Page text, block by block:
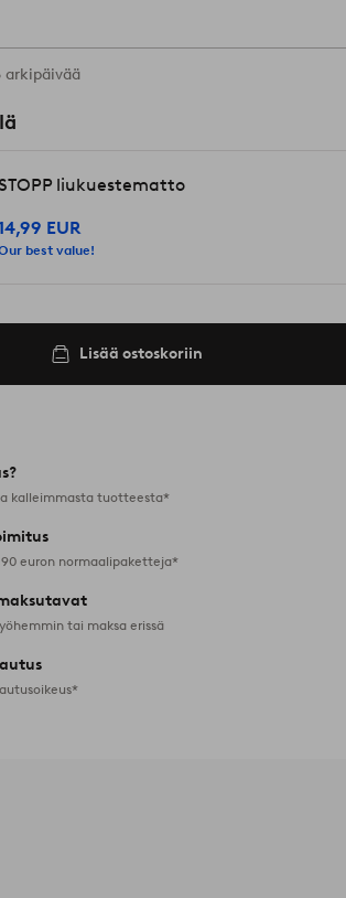
koot
arkipäivää
STOPP liukuestematto
EUR
best value!
Lisää ostoskoriin
kalleimmasta tuotteesta*
euron normaalipaketteja*
tai maksa erissä